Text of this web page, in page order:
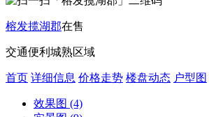
榕发揽湖郡在售
交通便利 城熟区域
首页 详细信息 价格走势 楼盘动态 户型图
效果图 (4)